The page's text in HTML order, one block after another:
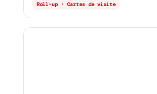
Roll-up · Cartes de visite